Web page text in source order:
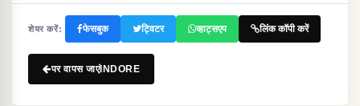
शेयर करें: फेसबुक ट्विटर व्हाट्सएप लिंक कॉपी करें
पर वापस जाएंINDORE